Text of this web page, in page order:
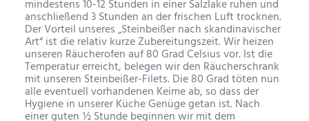
mindestens 10-12 Stunden in einer Salzlake ruhen und
anschließend 3 Stunden an der frischen Luft trocknen.
Der Vorteil unseres „Steinbeißer nach skandinavischer
Art“ ist die relativ kurze Zubereitungszeit. Wir heizen
unseren Räucherofen auf 80 Grad Celsius vor. Ist die
Temperatur erreicht, belegen wir den Räucherschrank
mit unseren Steinbeißer-Filets. Die 80 Grad töten nun
alle eventuell vorhandenen Keime ab, so dass der
Hygiene in unserer Küche Genüge getan ist. Nach
einer guten ½ Stunde beginnen wir mit dem